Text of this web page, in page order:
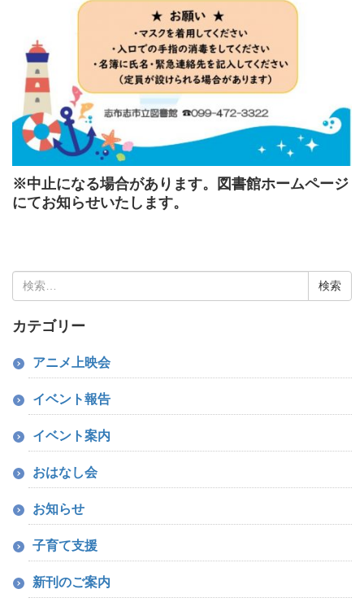
※中止になる場合があります。図書館ホームページ
にてお知らせいたします。
索:
カテゴリー
アニメ上映会
イベント報告
イベント案内
おはなし会
お知らせ
子育て支援
新刊のご案内